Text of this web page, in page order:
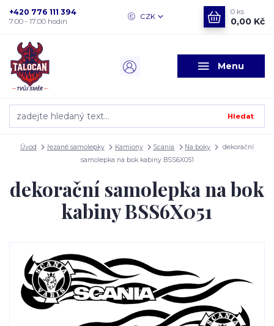
Menu
CZK
Hledat
+420 776 111 394
7:00 - 17:00 hodin
0 ks
0,00 Kč
Úvod řezané samolepky Kamiony Scania Na boky
dekorační
samolepka na bok kabiny BSS6X051
dekorační samolepka na bok
kabiny BSS6X051